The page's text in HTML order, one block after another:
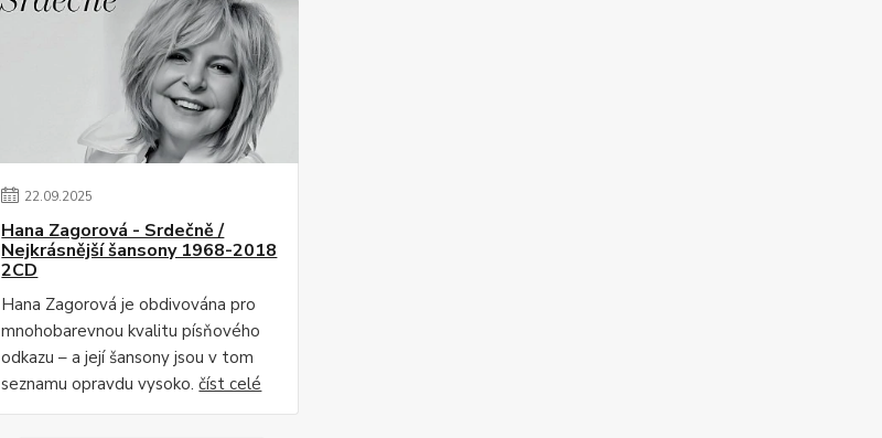
22.09.2025
Hana Zagorová - Srdečně /
Nejkrásnější šansony 1968-2018
2CD
Hana Zagorová je obdivována pro
mnohobarevnou kvalitu písňového
odkazu – a její šansony jsou v tom
seznamu opravdu vysoko.číst celé